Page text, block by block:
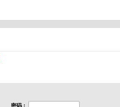
密码 :